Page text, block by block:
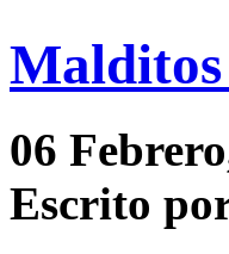
06
Escrito